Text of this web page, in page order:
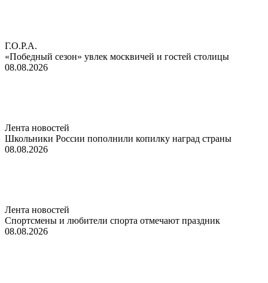
Г.О.Р.А.
«Победный сезон» увлек москвичей и гостей столицы
08.08.2026
Лента новостей
Школьники России пополнили копилку наград страны
08.08.2026
Лента новостей
Спортсмены и любители спорта отмечают праздник
08.08.2026